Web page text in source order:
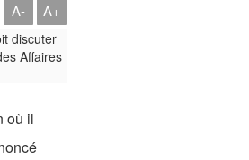
A- A+
où il